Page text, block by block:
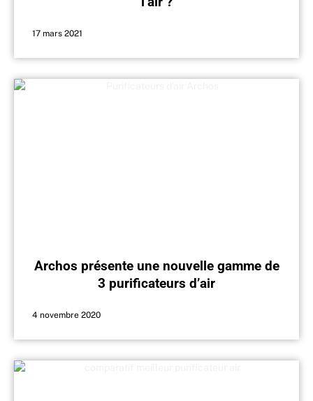
17 mars 2021
Archos présente une nouvelle gamme de
3 purificateurs d’air
4 novembre 2020